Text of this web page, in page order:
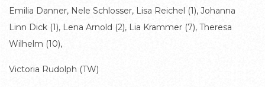
Emilia Danner, Nele Schlosser, Lisa Reichel (1), Johanna
Linn Dick (1), Lena Arnold (2), Lia Krammer (7), Theresa
Wilhelm (10),
Victoria Rudolph (TW)